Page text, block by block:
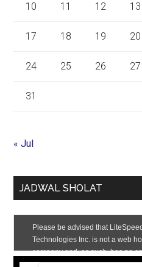
10 11 12 13
17 18 19 20
24 25 26 27
31
« Jul
JADWAL SHOLAT